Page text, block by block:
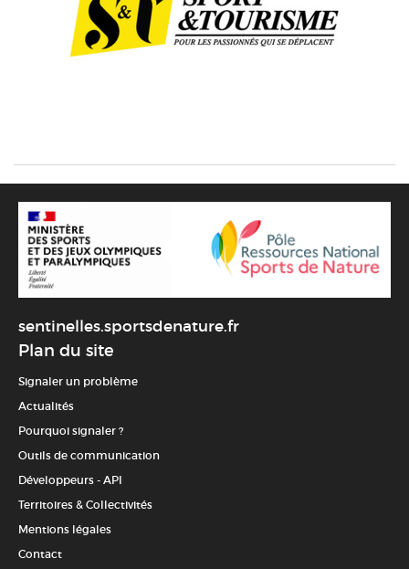
sentinelles.sportsdenature.fr
Plan du site
Signaler un problème
Actualités
Pourquoi signaler ?
Outils de communication
Développeurs - API
Territoires & Collectivités
Mentions légales
Contact